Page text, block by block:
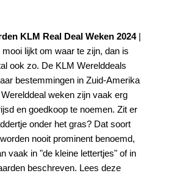
KLM Real Deal Weken 2024|
lijkt om waar te zijn, dan is
ook zo. De KLM Werelddeals
bestemmingen in Zuid-Amerika
weken zijn vaak erg
en goedkoop te noemen. Zit er
onder het gras? Dat soort
nooit prominent benoemd,
vaak in "de kleine lettertjes" of in
beschreven. Lees deze